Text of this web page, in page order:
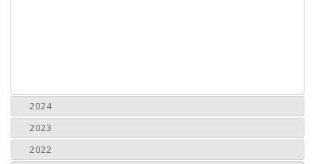
2024
2023
2022